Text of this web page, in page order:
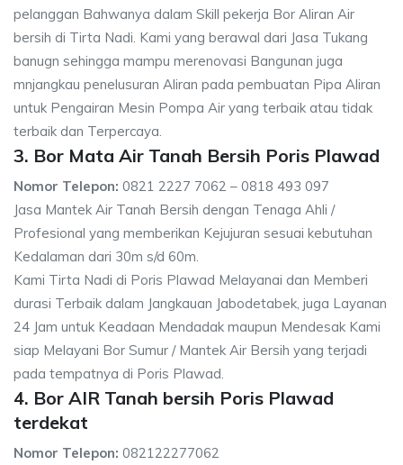
pelanggan Bahwanya dalam Skill pekerja Bor Aliran Air
bersih di Tirta Nadi. Kami yang berawal dari Jasa Tukang
banugn sehingga mampu merenovasi Bangunan juga
mnjangkau penelusuran Aliran pada pembuatan Pipa Aliran
untuk Pengairan Mesin Pompa Air yang terbaik atau tidak
terbaik dan Terpercaya.
3. Bor Mata Air Tanah Bersih Poris Plawad
Nomor Telepon: 0821 2227 7062 – 0818 493 097
Jasa Mantek Air Tanah Bersih dengan Tenaga Ahli /
Profesional yang memberikan Kejujuran sesuai kebutuhan
Kedalaman dari 30m s/d 60m.
Kami Tirta Nadi di Poris Plawad Melayanai dan Memberi
durasi Terbaik dalam Jangkauan Jabodetabek, juga Layanan
24 Jam untuk Keadaan Mendadak maupun Mendesak Kami
siap Melayani Bor Sumur / Mantek Air Bersih yang terjadi
pada tempatnya di Poris Plawad.
4. Bor AIR Tanah bersih Poris Plawad
terdekat
Nomor Telepon: 082122277062